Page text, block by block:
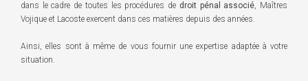
dans le cadre de toutes les procédures de droit pénal associé, Maîtres
Vojique et Lacoste exercent dans ces matières depuis des années.
Ainsi, elles sont à même de vous fournir une expertise adaptée à votre
situation.